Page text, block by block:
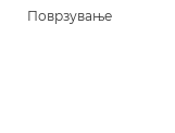
Поврзување